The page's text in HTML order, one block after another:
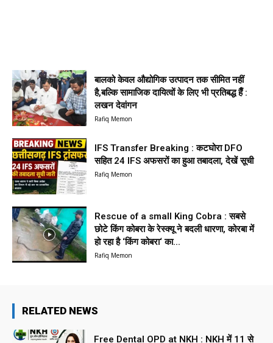
बालको केवल औद्योगिक उत्पादन तक सीमित नहीं
है,बल्कि सामाजिक दायित्वों के लिए भी प्रतिबद्ध हैँ :
लखन देवांगन
Rafiq Memon
IFS Transfer Breaking : कटघोरा DFO
सहित 24 IFS अफसरों का हुआ तबादला, देखें सूची
Rafiq Memon
Rescue of a small King Cobra : सबसे
छोटे किंग कोबरा के रेस्क्यू ने बदली धारणा, कोरबा में
हो रहा है ‘किंग कोबरा‘ का...
Rafiq Memon
RELATED NEWS
Free Dental OPD at NKH : NKH में 11 से